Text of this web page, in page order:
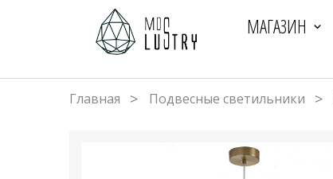
МАГАЗИН
Главная Подвесные светильники